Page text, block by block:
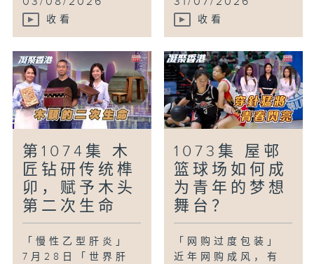
收看 收看
第1074集 木
匠钻研传统榫
卯，赋予木头
第二次生命
「慢性乙型肝炎」
7月28日「世界肝
1073集 屋邨
篮球场如何成
为青年的梦想
舞台？
「网购过度包装」
近年网购成风，有